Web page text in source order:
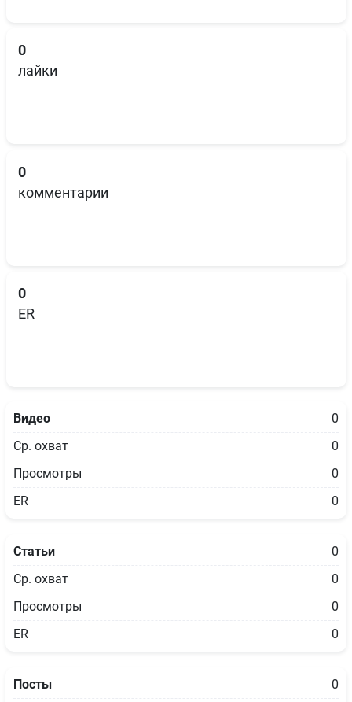
0
лайки
0
комментарии
0
ER
Видео
0
Ср. охват
0
Просмотры
0
ER
0
Статьи
0
Ср. охват
0
Просмотры
0
ER
0
Посты 0